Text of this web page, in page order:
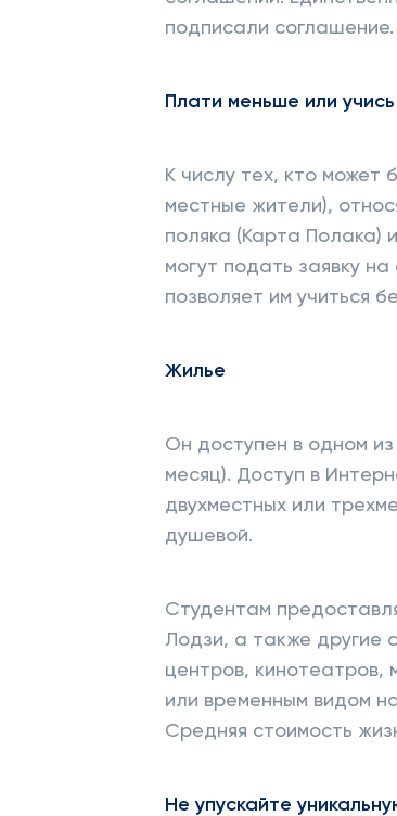
подписали соглашение.
Плати меньше или
К числу тех, кто может
местные жители),
поляка (Карта Полака)
могут подать заявку
позволяет им учиться
Жилье
Он доступен в одном
месяц). Доступ в
двухместных или
душевой.
Студентам
Лодзи, а также другие
центров, кинотеатров,
или временным видом
Средняя стоимость
Не упускайте